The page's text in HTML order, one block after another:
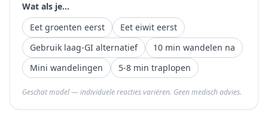
Wat als je...
Eet groenten eerst
Eet eiwit eerst
Gebruik laag-GI alternatief
10 min wandelen na
Mini wandelingen
5-8 min traplopen
Geschat model — individuele reacties variëren. Geen medisch advies.